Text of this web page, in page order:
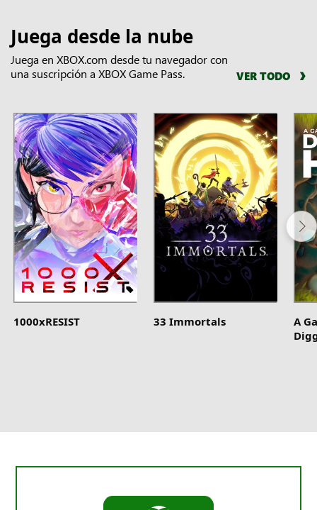
Juega desde la nube
Juega en XBOX.com desde tu navegador con
una suscripción a XBOX Game Pass.
VER TODO
1000xRESIST 33 Immortals
A